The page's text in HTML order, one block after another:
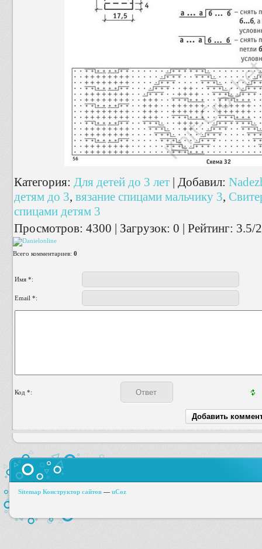
Категория: Для детей до 3 лет | Добавил:
детям до 3, вязание спицами мальчику 3,
спицами детям 3
Просмотров: 4300 | Загрузок: 0 | Рейтинг: 3.5/2
Всего комментариев: 0
Имя *:
Email *:
Код *:
Sitemap Конструктор сайтов — uCoz